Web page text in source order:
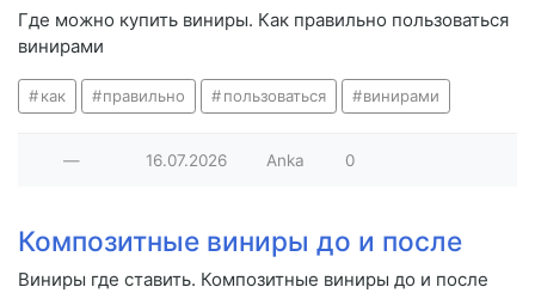
Где можно купить виниры. Как правильно пользоваться
винирами
как правильно пользоваться винирами
— 16.07.2026 Anka 0
Композитные виниры до и после
Виниры где ставить. Композитные виниры до и после